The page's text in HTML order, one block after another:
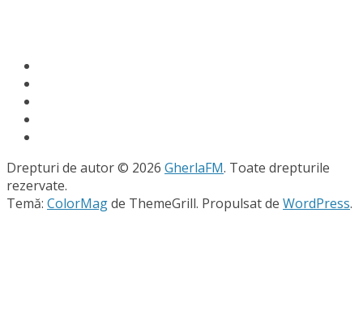
Drepturi de autor © 2026 GherlaFM. Toate drepturile
rezervate.
Temă: ColorMagde ThemeGrill. Propulsat de WordPress.